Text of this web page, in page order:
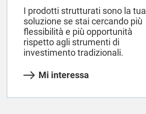
I prodotti strutturati sono la tua
soluzione se stai cercando più
flessibilità e più opportunità
rispetto agli strumenti di
investimento tradizionali.
Mi interessa